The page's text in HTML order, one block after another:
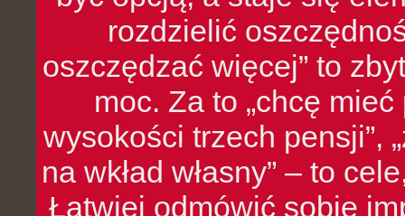
rozdzielić
oszczędzać więcej” to
moc. Za to „chcę
wysokości trzech pensji”,
na wkład własny” – to
Łatwiej odmówić sobie